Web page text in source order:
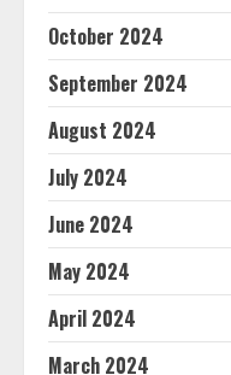
October 2024
September 2024
August 2024
July 2024
June 2024
May 2024
April 2024
March 2024